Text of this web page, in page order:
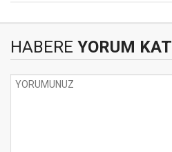
HABERE YORUM KAT